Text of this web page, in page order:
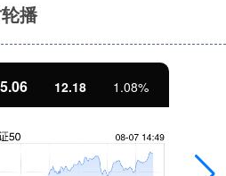
播
12.18 1.08%